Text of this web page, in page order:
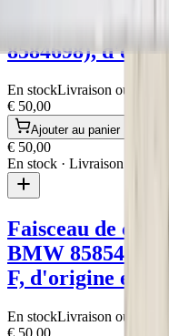
BMW séries 1,
8584698),
En stockLivraison ou retrait
€ 50,00
Ajouter au panier
€ 50,00
En stock · Livraison ou
Faisceau de
BMW
F, d'origine et
En stockLivraison ou retrait
€ 50,00